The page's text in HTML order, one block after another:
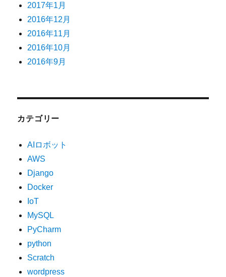
2017年1月
2016年12月
2016年11月
2016年10月
2016年9月
カテゴリー
AIロボット
AWS
Django
Docker
IoT
MySQL
PyCharm
python
Scratch
wordpress